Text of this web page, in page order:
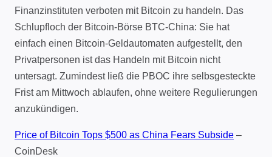
Finanzinstituten verboten mit Bitcoin zu handeln. Das
Schlupfloch der Bitcoin-Börse BTC-China: Sie hat
einfach einen Bitcoin-Geldautomaten aufgestellt, den
Privatpersonen ist das Handeln mit Bitcoin nicht
untersagt. Zumindest ließ die PBOC ihre selbsgesteckte
Frist am Mittwoch ablaufen, ohne weitere Regulierungen
anzukündigen.
Price of Bitcoin Tops $500 as China Fears Subside –
CoinDesk